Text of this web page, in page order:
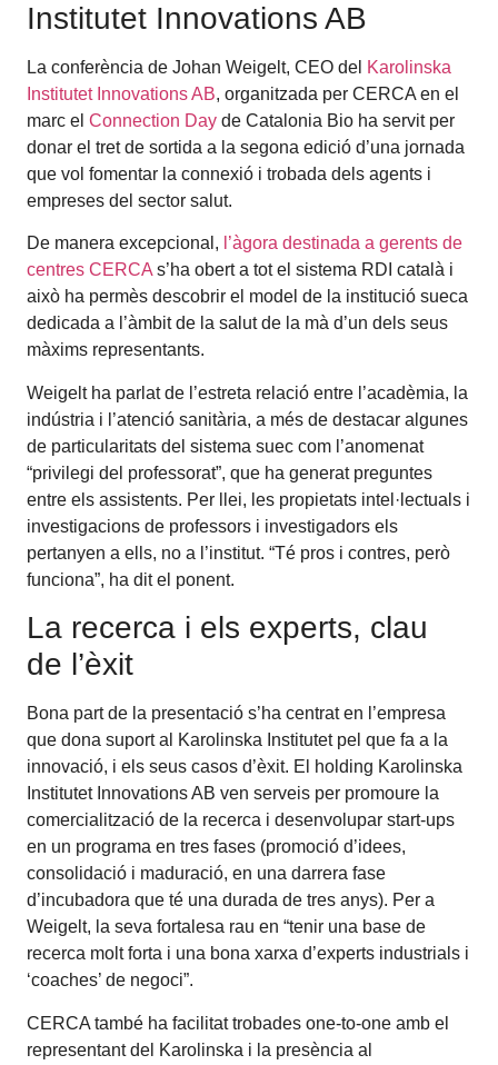
Institutet Innovations AB
La conferència de Johan Weigelt, CEO del Karolinska
Institutet Innovations AB, organitzada per CERCA en el
marc el Connection Day de Catalonia Bio ha servit per
donar el tret de sortida a la segona edició d’una jornada
que vol fomentar la connexió i trobada dels agents i
empreses del sector salut.
De manera excepcional, l’àgora destinada a gerents de
centres CERCA s’ha obert a tot el sistema RDI català i
això ha permès descobrir el model de la institució sueca
dedicada a l’àmbit de la salut de la mà d’un dels seus
màxims representants.
Weigelt ha parlat de l’estreta relació entre l’acadèmia, la
indústria i l’atenció sanitària, a més de destacar algunes
de particularitats del sistema suec com l’anomenat
“privilegi del professorat”, que ha generat preguntes
entre els assistents. Per llei, les propietats intel·lectuals i
investigacions de professors i investigadors els
pertanyen a ells, no a l’institut. “Té pros i contres, però
funciona”, ha dit el ponent.
La recerca i els experts, clau
de l’èxit
Bona part de la presentació s’ha centrat en l’empresa
que dona suport al Karolinska Institutet pel que fa a la
innovació, i els seus casos d’èxit. El holding Karolinska
Institutet Innovations AB ven serveis per promoure la
comercialització de la recerca i desenvolupar start-ups
en un programa en tres fases (promoció d’idees,
consolidació i maduració, en una darrera fase
d’incubadora que té una durada de tres anys). Per a
Weigelt, la seva fortalesa rau en “tenir una base de
recerca molt forta i una bona xarxa d’experts industrials i
‘coaches’ de negoci”.
CERCA també ha facilitat trobades one-to-one amb el
representant del Karolinska i la presència al